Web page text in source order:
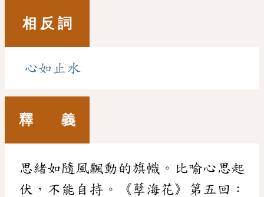
相 反 詞
心如止水
釋 義
思緒如隨風飄動的旗幟。比喻心思起
伏，不能自持。《孽海花》第五回：